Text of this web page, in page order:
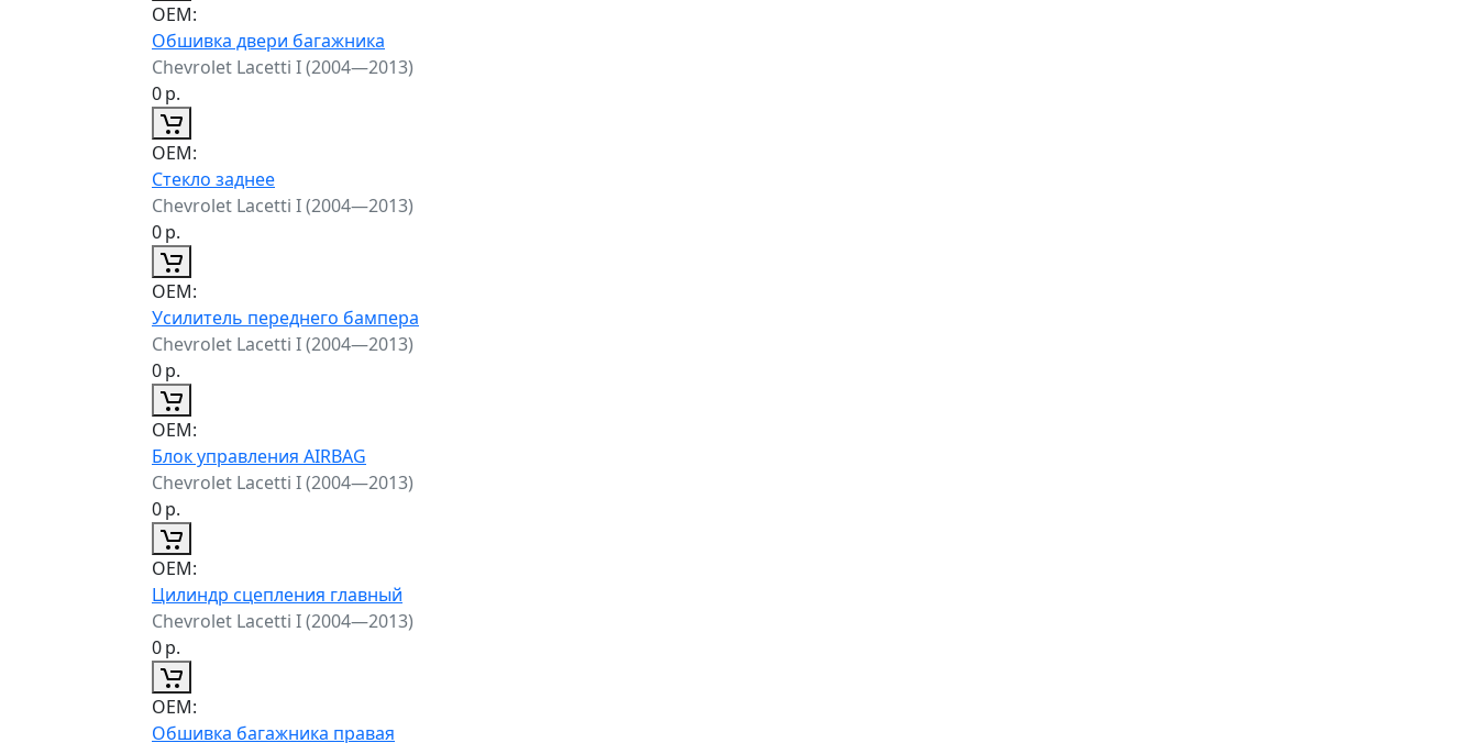
ОЕМ:
Обшивка двери багажника
Chevrolet Lacetti I (2004—2013)
0р.
ОЕМ:
Стекло заднее
Chevrolet Lacetti I (2004—2013)
0р.
ОЕМ:
Усилитель переднего бампера
Chevrolet Lacetti I (2004—2013)
0р.
ОЕМ:
Блок управления AIRBAG
Chevrolet Lacetti I (2004—2013)
0р.
ОЕМ:
Цилиндр сцепления главный
Chevrolet Lacetti I (2004—2013)
0р.
ОЕМ:
Обшивка багажника правая